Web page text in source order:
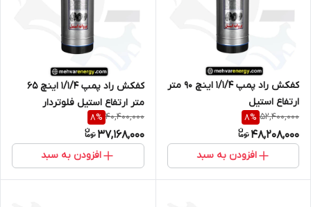
کفکش راد پمپ 1/1/4 اینچ 90 متر
ارتفاع استیل
52,400,000
8%
48,208,000
افزودن به سبد
کفکش راد پمپ 1/1/4 اینچ 65
متر ارتفاع استیل فلوتردار
40,400,000
8%
37,168,000
افزودن به سبد